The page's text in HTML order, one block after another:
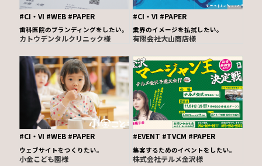
#CI・VI #WEB #PAPER
歯科医院のブランディングをしたい。
カトウデンタルクリニック様
#CI・VI #PAPER
業界のイメージを払拭したい。
有限会社大山商店様
#CI・VI #WEB #PAPER
ウェブサイトをつくりたい。
小金こども園様
#EVENT #TVCM #PAPER
集客するためのイベントをしたい。
株式会社テルメ金沢様